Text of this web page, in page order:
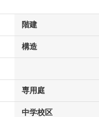
階建
構造
専用庭
中学校区